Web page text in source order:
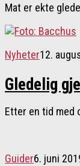
Mat er ekte
Nyheter12.
Gledelig
Etter en tid med
Guider6. juni